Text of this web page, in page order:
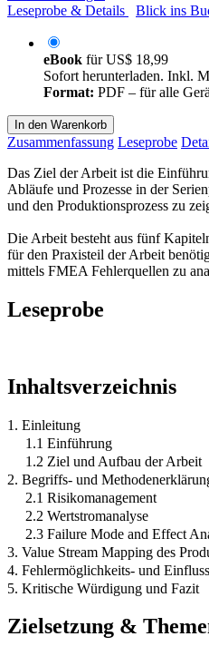
Leseprobe & Details
Blick ins
eBook fürUS$ 18,99
Sofort herunterladen. Inkl.
Format: PDF – für alle
In den Warenkorb
Zusammenfassung Leseprobe
Das Ziel der Arbeit ist die
Abläufe und Prozesse in der
und den Produktionsprozess zu
Die Arbeit besteht aus fünf
für den Praxisteil der Arbeit
mittels FMEA Fehlerquellen zu
Leseprobe
Inhaltsverzeichnis
1. Einleitung
1.1 Einführung
1.2 Ziel und Aufbau der Arbeit
2. Begriffs- und
2.1 Risikomanagement
2.2 Wertstromanalyse
2.3 Failure Mode and Effect
3. Value Stream Mapping des
4. Fehlermöglichkeits- und
5. Kritische Würdigung und Fazit
Zielsetzung &